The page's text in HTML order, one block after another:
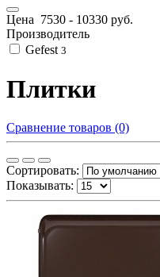
Цена 7530 - 10330 руб.
Производитель
Gefest 3
Плитки
Сравнение товаров (0)
Сортировать:
Показывать: